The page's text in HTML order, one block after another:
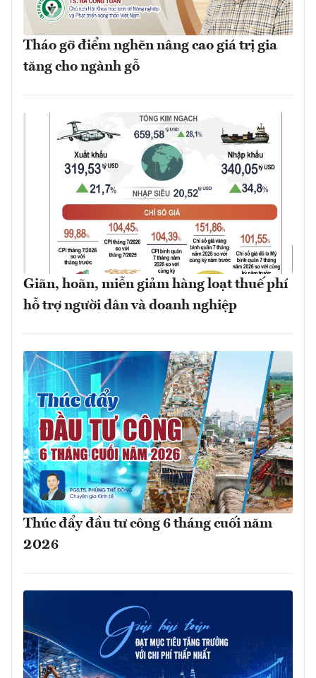
Tháo gỡ điểm nghẽn nâng cao giá trị gia
tăng cho ngành gỗ
Giãn, hoãn, miễn giảm hàng loạt thuế phí
hỗ trợ người dân và doanh nghiệp
Thúc đẩy đầu tư công 6 tháng cuối năm
2026